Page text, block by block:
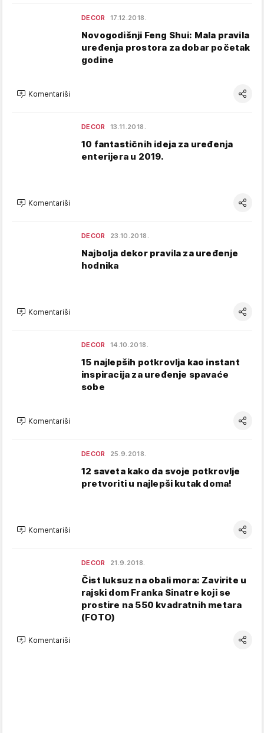
DECOR 17.12.2018.
Novogodišnji Feng Shui: Mala pravila
uređenja prostora za dobar početak
godine
Komentariši
DECOR 13.11.2018.
10 fantastičnih ideja za uređenja
enterijera u 2019.
Komentariši
DECOR 23.10.2018.
Najbolja dekor pravila za uređenje
hodnika
Komentariši
DECOR 14.10.2018.
15 najlepših potkrovlja kao instant
inspiracija za uređenje spavaće
sobe
Komentariši
DECOR 25.9.2018.
12 saveta kako da svoje potkrovlje
pretvoriti u najlepši kutak doma!
Komentariši
DECOR 21.9.2018.
Čist luksuz na obali mora: Zavirite u
rajski dom Franka Sinatre koji se
prostire na 550 kvadratnih metara
(FOTO)
Komentariši